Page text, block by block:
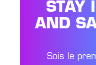
STAY
AND
Sois le